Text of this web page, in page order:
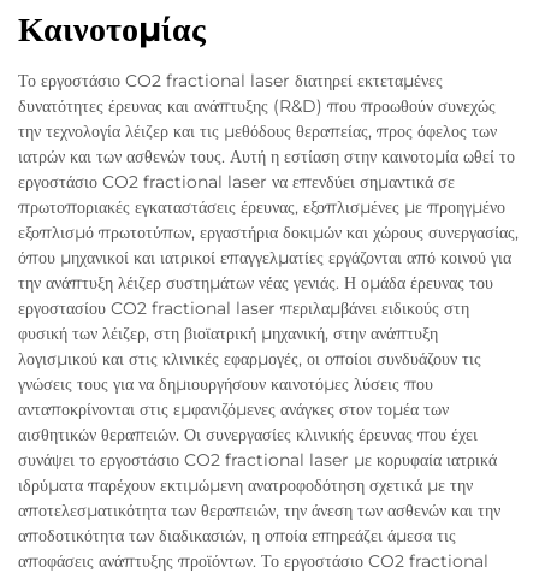
Καινοτομίας
Το εργοστάσιο CO2 fractional laser διατηρεί εκτεταμένες
δυνατότητες έρευνας και ανάπτυξης (R&D) που προωθούν συνεχώς
την τεχνολογία λέιζερ και τις μεθόδους θεραπείας, προς όφελος των
ιατρών και των ασθενών τους. Αυτή η εστίαση στην καινοτομία ωθεί το
εργοστάσιο CO2 fractional laser να επενδύει σημαντικά σε
πρωτοποριακές εγκαταστάσεις έρευνας, εξοπλισμένες με προηγμένο
εξοπλισμό πρωτοτύπων, εργαστήρια δοκιμών και χώρους συνεργασίας,
όπου μηχανικοί και ιατρικοί επαγγελματίες εργάζονται από κοινού για
την ανάπτυξη λέιζερ συστημάτων νέας γενιάς. Η ομάδα έρευνας του
εργοστασίου CO2 fractional laser περιλαμβάνει ειδικούς στη
φυσική των λέιζερ, στη βιοϊατρική μηχανική, στην ανάπτυξη
λογισμικού και στις κλινικές εφαρμογές, οι οποίοι συνδυάζουν τις
γνώσεις τους για να δημιουργήσουν καινοτόμες λύσεις που
ανταποκρίνονται στις εμφανιζόμενες ανάγκες στον τομέα των
αισθητικών θεραπειών. Οι συνεργασίες κλινικής έρευνας που έχει
συνάψει το εργοστάσιο CO2 fractional laser με κορυφαία ιατρικά
ιδρύματα παρέχουν εκτιμώμενη ανατροφοδότηση σχετικά με την
αποτελεσματικότητα των θεραπειών, την άνεση των ασθενών και την
αποδοτικότητα των διαδικασιών, η οποία επηρεάζει άμεσα τις
αποφάσεις ανάπτυξης προϊόντων. Το εργοστάσιο CO2 fractional